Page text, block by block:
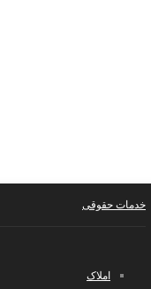
خدمات حقوقی
املاک